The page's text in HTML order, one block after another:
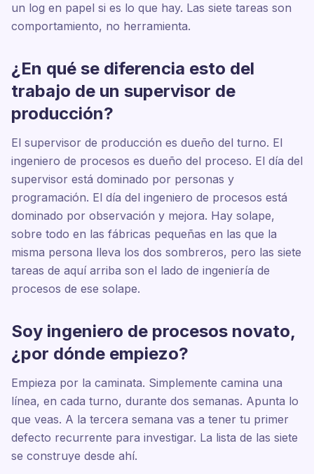
un log en papel si es lo que hay. Las siete tareas son
comportamiento, no herramienta.
¿En qué se diferencia esto del
trabajo de un supervisor de
producción?
El supervisor de producción es dueño del turno. El
ingeniero de procesos es dueño del proceso. El día del
supervisor está dominado por personas y
programación. El día del ingeniero de procesos está
dominado por observación y mejora. Hay solape,
sobre todo en las fábricas pequeñas en las que la
misma persona lleva los dos sombreros, pero las siete
tareas de aquí arriba son el lado de ingeniería de
procesos de ese solape.
Soy ingeniero de procesos novato,
¿por dónde empiezo?
Empieza por la caminata. Simplemente camina una
línea, en cada turno, durante dos semanas. Apunta lo
que veas. A la tercera semana vas a tener tu primer
defecto recurrente para investigar. La lista de las siete
se construye desde ahí.